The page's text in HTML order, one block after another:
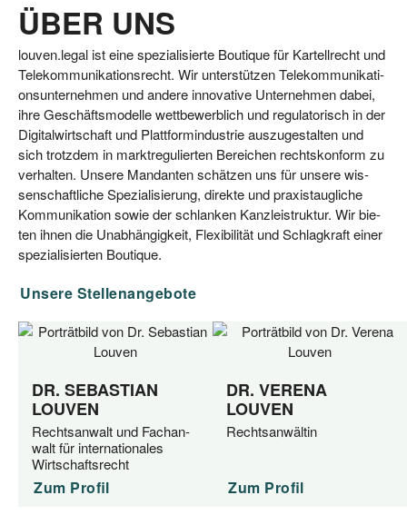
ÜBER UNS
lou​ven​.legal ist eine spe­zia­li­sier­te Bou­tique für Kar­tell­recht und
Tele­kom­mu­ni­ka­ti­ons­recht. Wir unter­stüt­zen Tele­kom­mu­ni­ka­ti­
ons­un­ter­neh­men und ande­re inno­va­ti­ve Unter­neh­men dabei,
ihre Geschäfts­mo­del­le wett­be­werb­lich und regu­la­to­risch in der
Digi­tal­wirt­schaft und Platt­form­in­dus­trie aus­zu­ge­stal­ten und
sich trotz­dem in markt­re­gu­lier­ten Berei­chen rechts­kon­form zu
ver­hal­ten. Unse­re Man­dan­ten schät­zen uns für unse­rewis­
sen­schaft­li­che Spe­zia­li­sie­rung, direk­te und pra­xis­taug­li­che
Kom­mu­ni­ka­ti­on sowie der schlan­ken Kanz­lei­struk­tur. Wir bie­
ten ihnen die Unab­hän­gig­keit, Fle­xi­bi­li­tät und Schlag­kraft einer
spe­zia­li­sier­ten Boutique.
Unse­re Stellenangebote
DR. SEBASTIAN
LOUVEN
Rechts­an­walt und Fach­an­
walt für inter­na­tio­na­les
Wirtschaftsrecht
Zum Pro­fil
DR. VERENA
LOUVEN
Rechtsanwältin
Zum Pro­fil